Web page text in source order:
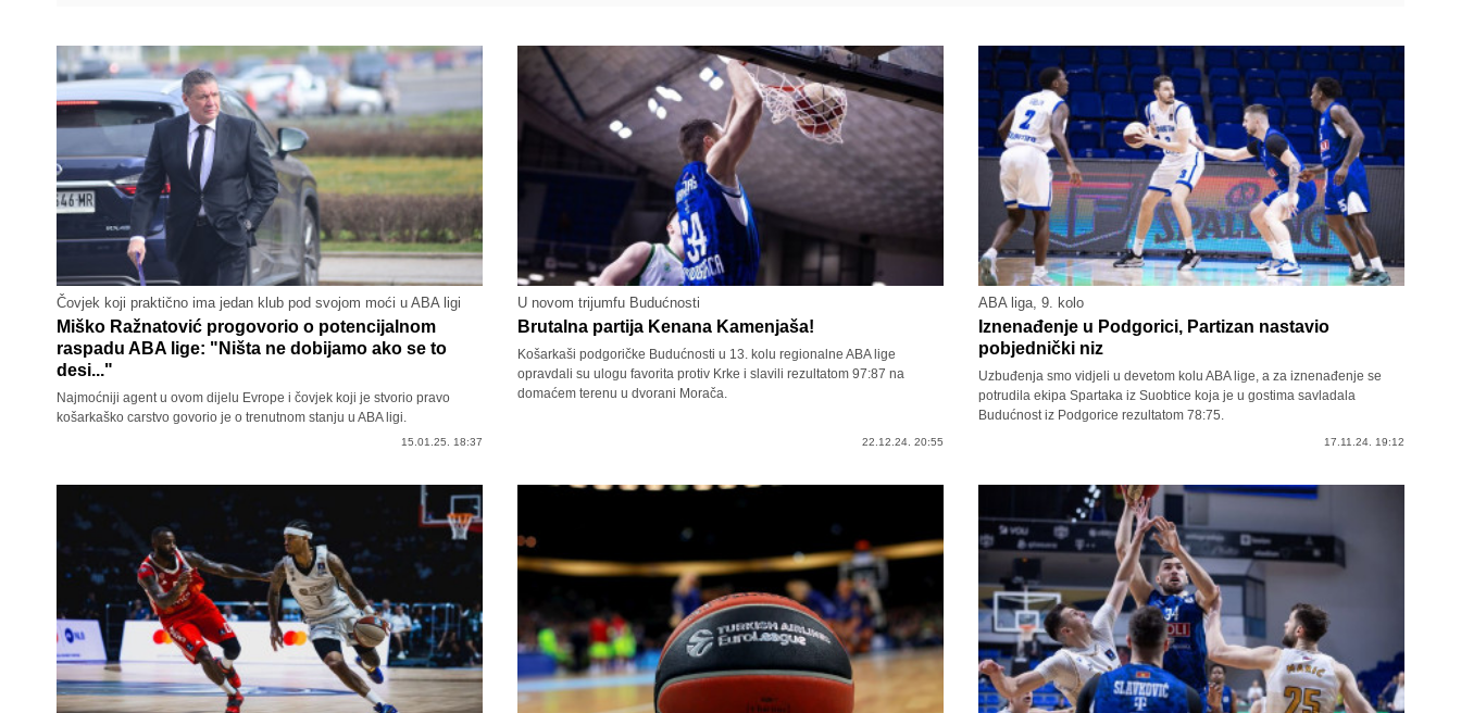
Čovjek koji praktično ima jedan klub pod svojom moći u ABA ligi
Miško Ražnatović progovorio o potencijalnom
raspadu ABA lige: "Ništa ne dobijamo ako se to
desi..."
Najmoćniji agent u ovom dijelu Evrope i čovjek koji je stvorio pravo
košarkaško carstvo govorio je o trenutnom stanju u ABA ligi.
15.01.25. 18:37
U novom trijumfu Budućnosti
Brutalna partija Kenana Kamenjaša!
Košarkaši podgoričke Budućnosti u 13. kolu regionalne ABA lige
opravdali su ulogu favorita protiv Krke i slavili rezultatom 97:87 na
domaćem terenu u dvorani Morača.
22.12.24. 20:55
ABA liga, 9. kolo
Iznenađenje u Podgorici, Partizan nastavio
pobjednički niz
Uzbuđenja smo vidjeli u devetom kolu ABA lige, a za iznenađenje se
potrudila ekipa Spartaka iz Suobtice koja je u gostima savladala
Budućnost iz Podgorice rezultatom 78:75.
17.11.24. 19:12